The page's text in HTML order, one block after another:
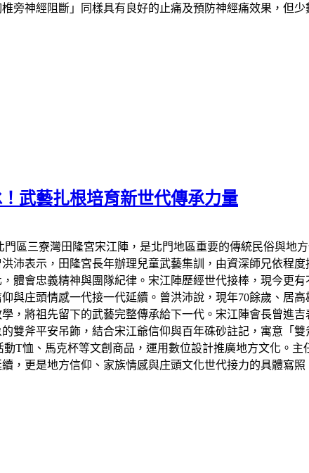
旁神經阻斷」同樣具有良好的止痛及預防神經痛效果，但
武藝扎根培育新世代傳承力量
門區三寮灣田隆宮宋江陣，是北門地區重要的傳統民俗與
沛表示，田隆宮長年辦理兒童武藝集訓，由資深師兄依程
體會忠義精神與團隊紀律。宋江陣歷經世代接棒，現今更
與庄頭情感一代接一代延續。曾洪沛說，現年70餘歲、居
，將祖先留下的武藝完整傳承給下一代。宋江陣會長曾進
雙斧平安吊飾，結合宋江爺信仰與百年硃砂註記，寓意「
T恤、馬克杯等文創商品，運用數位設計推廣地方文化。
，更是地方信仰、家族情感與庄頭文化世代接力的具體寫照